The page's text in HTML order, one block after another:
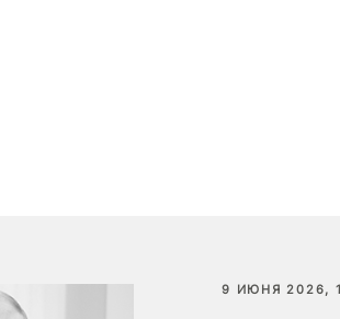
9 ИЮНЯ 2026,